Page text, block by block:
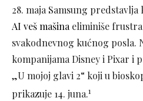
28. maja Samsung predstavlja
AI veš mašina eliminiše
svakodnevnog kućnog posla.
kompanijama Disney i Pixar i
„U mojoj glavi 2“ koji u
prikazuje 14. juna.1